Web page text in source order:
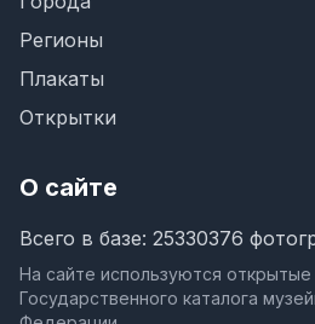
Регионы
Плакаты
Открытки
О сайте
Всего в базе: 25330376
На сайте используются
Государственного каталога